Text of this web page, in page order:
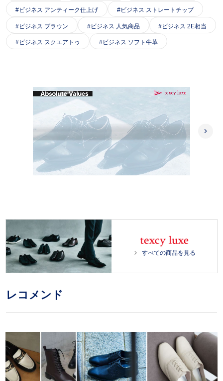
ビジネス アンティーク仕上げ ビジネス ストレートチップ
ビジネス ブラウン ビジネス 人気商品 ビジネス 2E相当
ビジネス スクエアトゥ ビジネス ソフト牛革
U
o
a
.
0
0
すべての商品を見る
レコメンド